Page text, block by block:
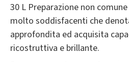
30 L Preparazione non
molto soddisfacenti che
approfondita ed acquisita
ricostruttiva e brillante.